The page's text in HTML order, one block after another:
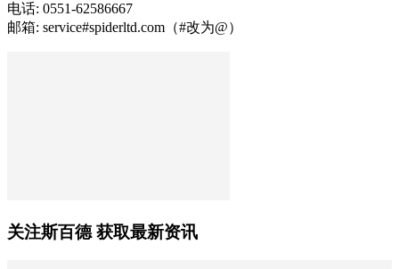
电话: 0551-62586667
邮箱: service#spiderltd.com（#改为@）
关注斯百德 获取最新资讯